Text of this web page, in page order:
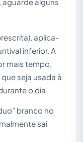
aplica-
inferior. A
mais tempo,
seja usada à
o dia.
branco no
sai